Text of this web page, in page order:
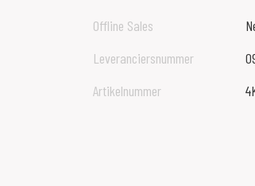
Offline Sales
Leveranciersnummer
Artikelnummer